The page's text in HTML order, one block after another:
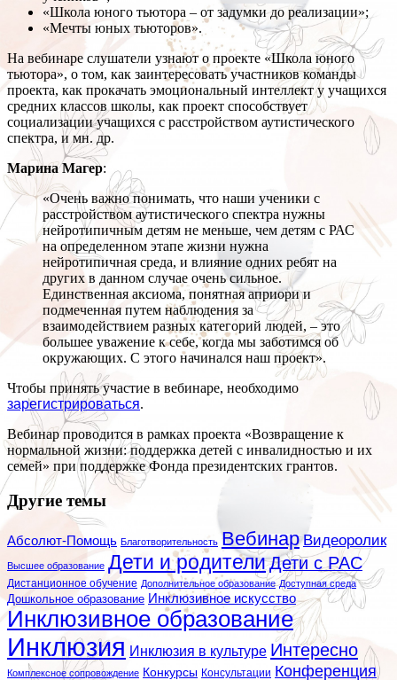
«Школа юного тьютора – от задумки до реализации»;
«Мечты юных тьюторов».
На вебинаре слушатели узнают о проекте «Школа юного
тьютора», о том, как заинтересовать участников команды
проекта, как прокачать эмоциональный интеллект у учащихся
средних классов школы, как проект способствует
социализации учащихся с расстройством аутистического
спектра, и мн. др.
Марина Магер:
«Очень важно понимать, что наши ученики с
расстройством аутистического спектра нужны
нейротипичным детям не меньше, чем детям с РАС
на определенном этапе жизни нужна
нейротипичная среда, и влияние одних ребят на
других в данном случае очень сильное.
Единственная аксиома, понятная априори и
подмеченная путем наблюдения за
взаимодействием разных категорий людей, – это
большее уважение к себе, когда мы заботимся об
окружающих. С этого начинался наш проект».
Чтобы принять участие в вебинаре, необходимо
зарегистрироваться.
Вебинар проводится в рамках проекта «Возвращение к
нормальной жизни: поддержка детей с инвалидностью и их
семей» при поддержке Фонда президентских грантов.
Другие темы
Абсолют-Помощь Благотворительность Вебинар Видеоролик
Высшее образование Дети и родителиДети с РАС
Дистанционное обучение Дополнительное образование Доступная среда
Дошкольное образование Инклюзивное искусство
Инклюзивное образование
Инклюзия Инклюзия в культуре Интересно
Комплексное сопровождение Конкурсы Консультации Конференция